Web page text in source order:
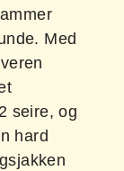
Med
seire, og
hard